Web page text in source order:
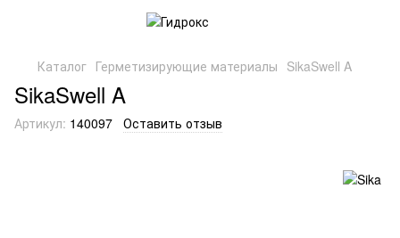
Каталог Герметизирующие материалы SikaSwell A
SikaSwell A
Артикул: 140097 Оставить отзыв